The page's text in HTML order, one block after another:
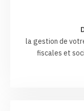
la gestion de
fiscales et